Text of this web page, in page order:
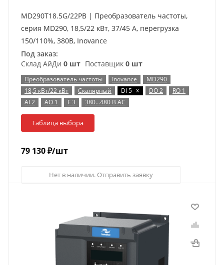
MD290T18.5G/22PB | Преобразователь частоты,
серия MD290, 18,5/22 кВт, 37/45 А, перегрузка
150/110%, 380B, Inovance
Под заказ:
Склад АйДи 0 шт Поставщик 0 шт
Преобразователь частоты Inovance
MD290
18,5 кВт/22 кВт
Скалярный DI 5 x DO 2
RO 1
AI 2
AO 1 F 3 380…480 В AC
Таблица выбора
79 130₽/шт
Нет в наличии. Отправить заявку